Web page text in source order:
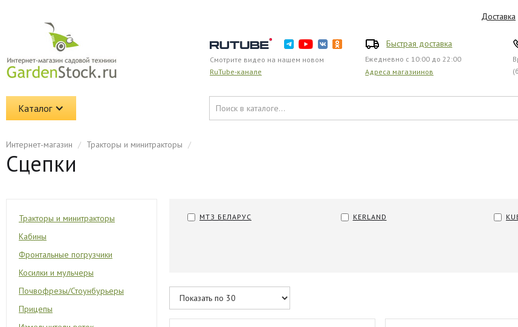
Доставка
Смотрите видео на нашем новом
RuTube-канале
Быстрая доставка
Ежедневно с 10:00 до 22:00
Адреса магазиинов
Каталог
Интернет-магазин / Тракторы и минитракторы /
Сцепки
Тракторы и минитракторы
Кабины
Фронтальные погрузчики
Косилки и мульчеры
Почвофрезы/Стоунбурьеры
Прицепы
МТЗ БЕЛАРУС KERLAND